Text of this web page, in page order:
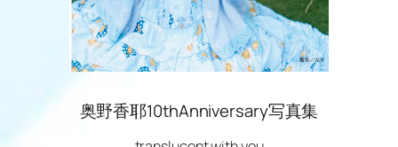
奥野香耶10thAnniversary写真集